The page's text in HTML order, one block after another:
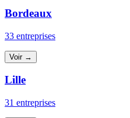
Bordeaux
33 entreprises
Voir →
Lille
31 entreprises